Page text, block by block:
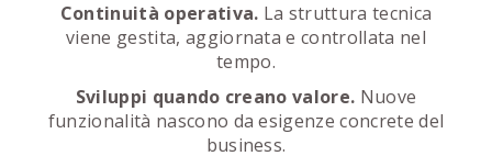
Continuità operativa. La struttura tecnica
viene gestita, aggiornata e controllata nel
tempo.
Sviluppi quando creano valore. Nuove
funzionalità nascono da esigenze concrete del
business.